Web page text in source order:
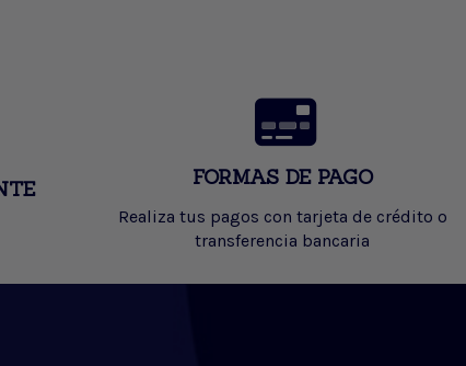
FORMAS DE PAGO
Realiza tus pagos con tarjeta de crédito o
transferencia bancaria